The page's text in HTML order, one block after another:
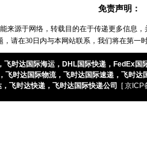
免责声明：
来源于网络，转载目的在于传递更多信息
，请在30日内与本网站联系，我们将在第一
， 飞时达国际海运 ， DHL国际快递 ， FedEx国
， 飞时达国际物流， 飞时达国际速递 ， 飞时达
， 飞时达快递， 飞时达国际快递公司 [ 京ICP